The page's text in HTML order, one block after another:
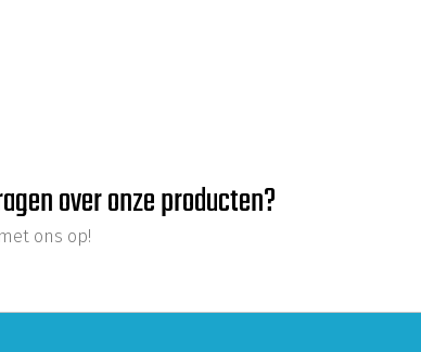
over onze producten?
ons op!